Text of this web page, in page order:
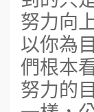
努力向
以你為
們根本
努力的